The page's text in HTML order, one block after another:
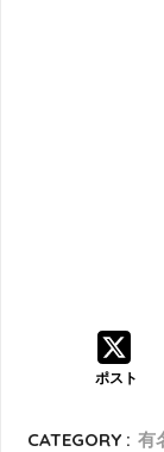
ポスト
CATEGORY : 有